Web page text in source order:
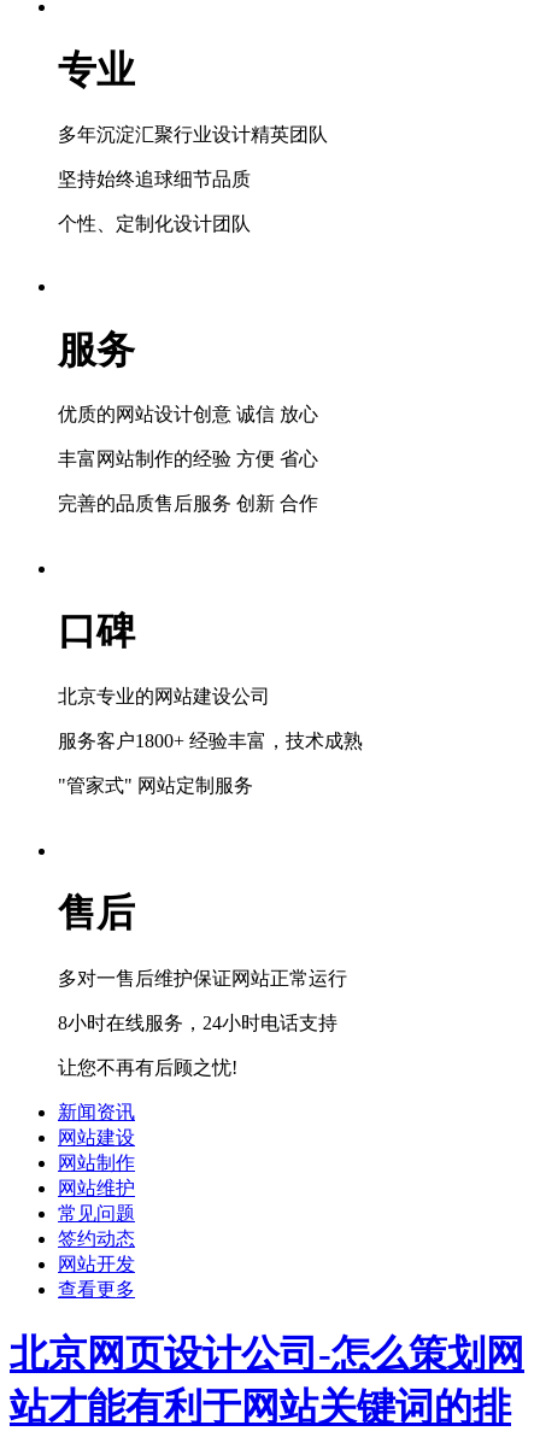
专业
多年沉淀汇聚行业设计精英团队
坚持始终追球细节品质
个性、定制化设计团队
服务
优质的网站设计创意 诚信 放心
丰富网站制作的经验 方便 省心
完善的品质售后服务 创新 合作
口碑
北京专业的网站建设公司
服务客户1800+ 经验丰富，技术成熟
"管家式" 网站定制服务
售后
多对一售后维护保证网站正常运行
8小时在线服务，24小时电话支持
让您不再有后顾之忧!
新闻资讯
网站建设
网站制作
网站维护
常见问题
签约动态
网站开发
查看更多
北京网页设计公司-怎么策划网
站才能有利于网站关键词的排